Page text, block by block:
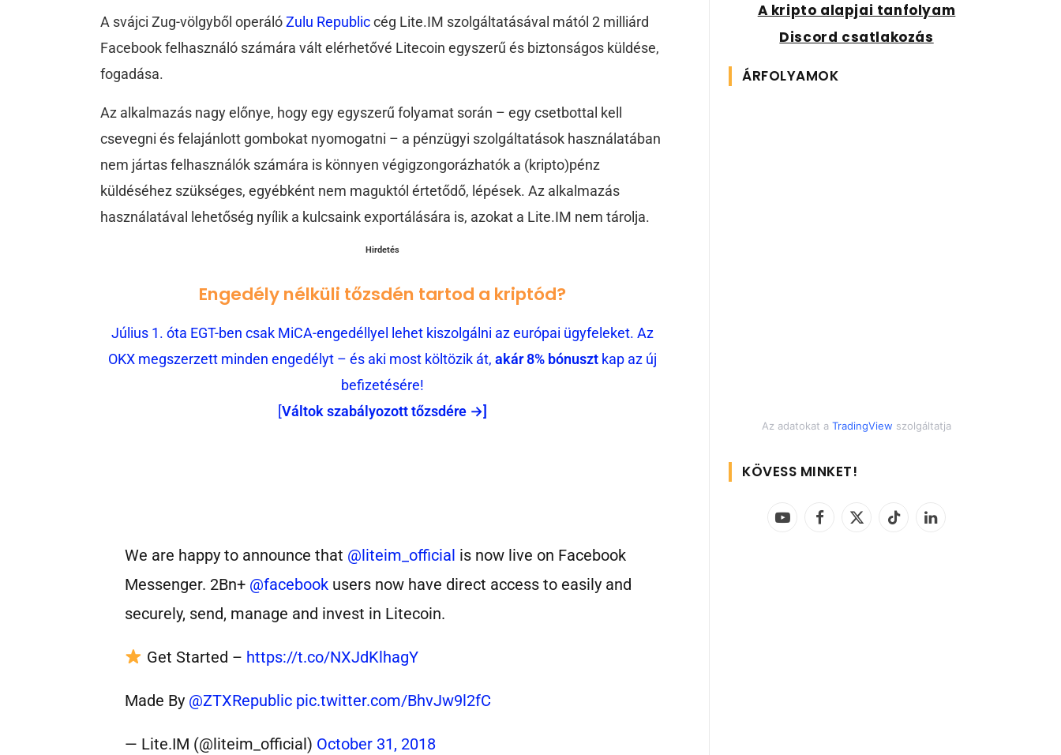
A svájci Zug-völgyből operálóZulu Republiccég Lite.IM szolgáltatásával mától 2 milliárd
Facebook felhasználó számára vált elérhetővé Litecoin egyszerű és biztonságos küldése,
fogadása.
Az alkalmazás nagy előnye, hogy egy egyszerű folyamat során – egy csetbottal kell
csevegni és felajánlott gombokat nyomogatni – a pénzügyi szolgáltatások használatában
nem jártas felhasználók számára is könnyen végigzongorázhatók a (kripto)pénz
küldéséhez szükséges, egyébként nem maguktól értetődő, lépések. Az alkalmazás
használatával lehetőség nyílik a kulcsaink exportálására is, azokat a Lite.IM nem tárolja.
Hirdetés
Engedély nélküli tőzsdén tartod a kriptód?
Július 1. óta EGT-ben csak MiCA-engedéllyel lehet kiszolgálni az európai ügyfeleket. Az
OKX megszerzett minden engedélyt – és aki most költözik át, akár 8% bónuszt kap az új
befizetésére!
[Váltok szabályozott tőzsdére →]
We are happy to announce that @liteim_official is now live on Facebook
Messenger. 2Bn+ @facebookusers now have direct access to easily and
securely, send, manage and invest in Litecoin.
Get Started – https://t.co/NXJdKlhagY
Made By @ZTXRepublic pic.twitter.com/BhvJw9l2fC
— Lite.IM (@liteim_official) October 31, 2018
A kripto alapjai tanfolyam
Discord csatlakozás
ÁRFOLYAMOK
Az adatokat a TradingView szolgáltatja
KÖVESS MINKET!
YouTubeFacebook
X
TikTok LinkedIn